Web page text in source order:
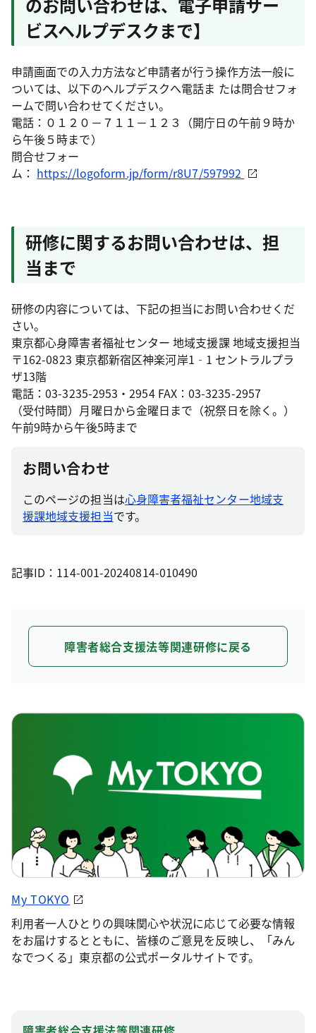
ビスヘルプデスクまで】
申請画面での入力方法など申請者が行う操作方法一般に
ついては、以下のヘルプデスクへ電話ま たは問合せフォ
ームで問い合わせてください。
電話：０１２０－７１１－１２３（開庁日の午前９時か
ら午後５時まで）
問合せフォー
ム： https://logoform.jp/form/r8U7/597992
研修に関するお問い合わせは、担
当まで
研修の内容については、下記の担当にお問い合わせくだ
さい。
東京都心身障害者福祉センター 地域支援課 地域支援担当
〒162-0823 東京都新宿区神楽河岸1‐1 セントラルプラ
ザ13階
電話：03-3235-2953・2954 FAX：03-3235-2957
（受付時間）月曜日から金曜日まで（祝祭日を除く。）
午前9時から午後5時まで
お問い合わせ
このページの担当は心身障害者福祉センター地域支
援課地域支援担当です。
記事ID：114-001-20240814-010490
障害者総合支援法等関連研修に戻る
My TOKYO
利用者一人ひとりの興味関心や状況に応じて必要な情報
をお届けするとともに、皆様のご意見を反映し、「みん
なでつくる」東京都の公式ポータルサイトです。